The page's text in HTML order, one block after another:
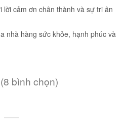
cảm ơn chân thành và sự tri ân
nhà hàng sức khỏe, hạnh phúc và
bình chọn)